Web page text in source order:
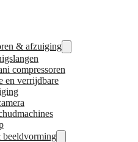
& afzuiging
compressoren
en verrijdbare